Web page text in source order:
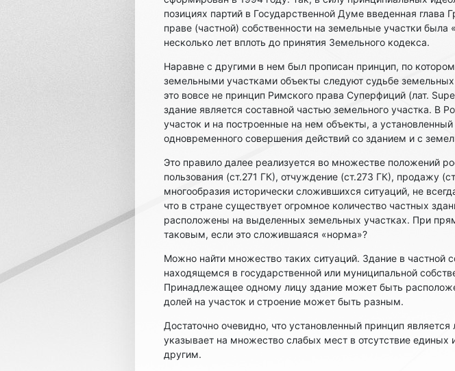
позициях партий в Государственной Думе введенная глава
праве (частной) собственности на земельные участки была
несколько лет вплоть до принятия Земельного кодекса.
Наравне с другими в нем был прописан принцип, по
земельными участками объекты следуют судьбе
это вовсе не принцип Римского права Суперфиций (лат.
здание является составной частью земельного участка. В
участок и на построенные на нем объекты, а
одновременного совершения действий со зданием и с
Это правило далее реализуется во множестве положений
пользования (ст.271 ГК), отчуждение (ст.273 ГК), продажу
многообразия исторически сложившихся ситуаций, не
что в стране существует огромное количество частных
расположены на выделенных земельных участках. При
таковым, если это сложившаяся «норма»?
Можно найти множество таких ситуаций. Здание в частной
находящемся в государственной или муниципальной
Принадлежащее одному лицу здание может быть
долей на участок и строение может быть разным.
Достаточно очевидно, что установленный принцип
указывает на множество слабых мест в отсутствие
другим.